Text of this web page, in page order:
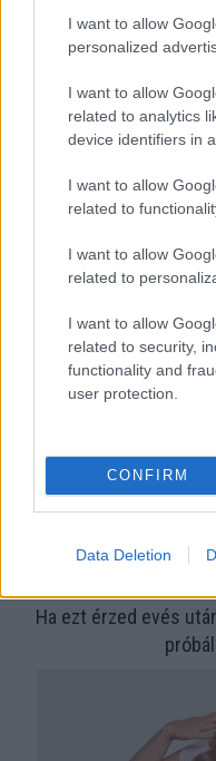
I want to allow
personalized
I want to allow
related to analytics
device identifiers in
I want to allow
related to
I want to allow
related to
I want to allow
related to security,
functionality and
user protection.
CONFIRM
Data Deletion
Egyre több embernél
első jelek
Ha ezt érzed evés